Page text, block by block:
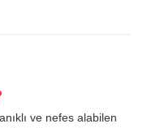
ve nefes alabilen